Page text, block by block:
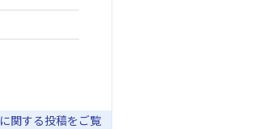
に関する投稿をご覧